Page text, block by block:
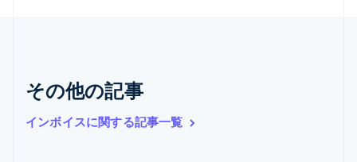
その他の記事
インボイスに関する記事一覧
ジブラルタル
English
シンガポール
English 简体中文